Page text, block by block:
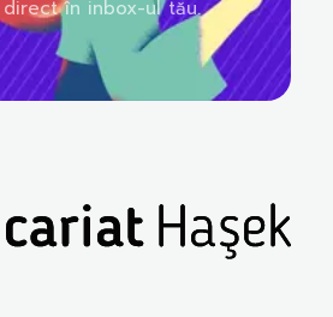
în inbox-ul tău.